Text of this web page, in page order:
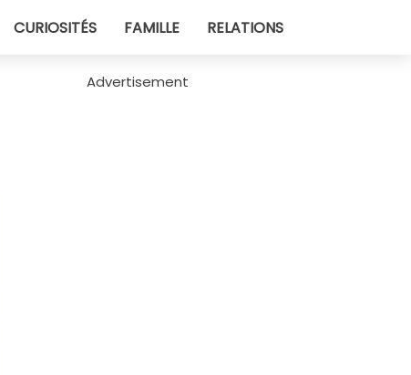
CURIOSITÉS FAMILLE RELATIONS
Advertisement